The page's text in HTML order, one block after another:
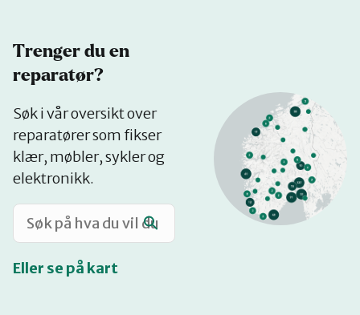
Forbehold
Hvorfor reparere?
Katalog
Mitt navn
Trenger du en
reparatør?
Søk i vår oversikt over
reparatører som fikser
klær, møbler, sykler og
elektronikk.
Eller se på kart
på
kart